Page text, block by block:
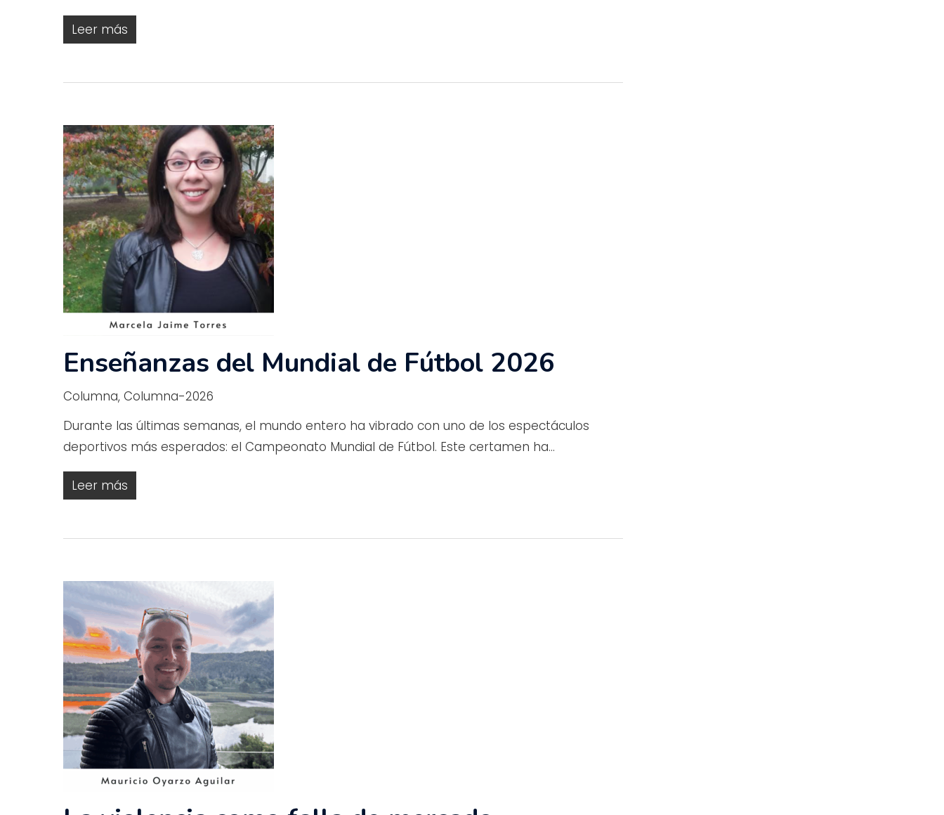
Leer más
Enseñanzas del Mundial de Fútbol 2026
Columna, Columna-2026
Durante las últimas semanas, el mundo entero ha vibrado con uno de los espectáculos
deportivos más esperados: el Campeonato Mundial de Fútbol. Este certamen ha…
Leer más